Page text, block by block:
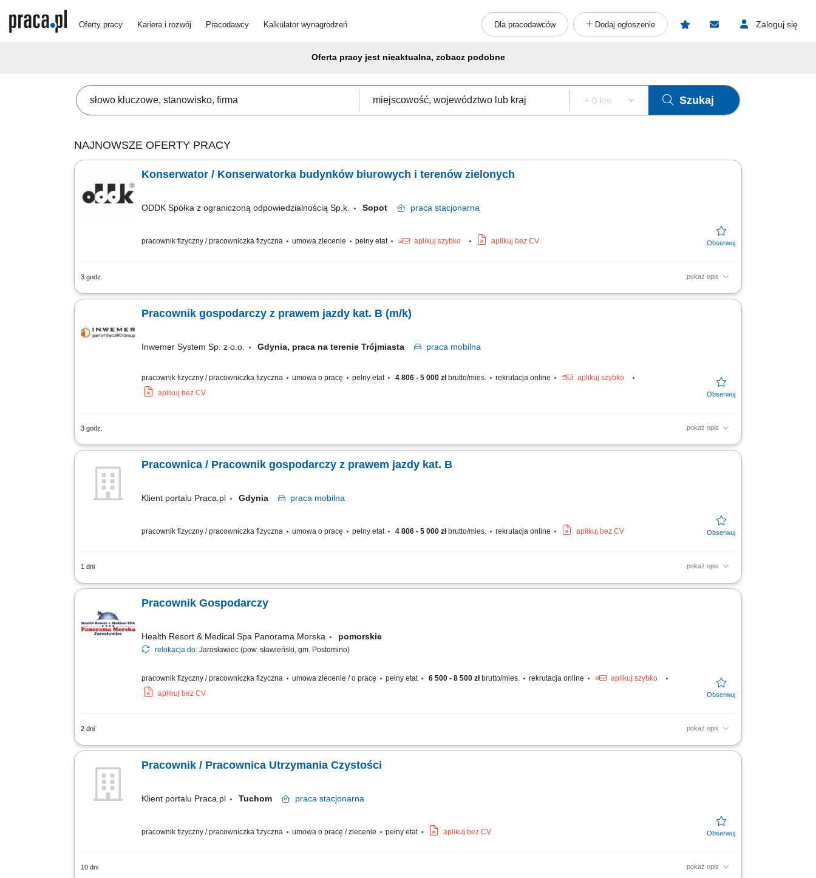
Oferty pracy Kariera i rozwój Pracodawcy Kalkulator wynagrodzeń Dla pracodawców Dodaj ogłoszenie Zaloguj się
Oferta pracy jest nieaktualna, zobacz podobne
Szukaj
NAJNOWSZE OFERTY PRACY
Konserwator / Konserwatorka budynków biurowych i terenów zielonych
ODDK Spółka z ograniczoną odpowiedzialnością Sp.k. Sopot praca stacjonarna
pracownik fizyczny / pracowniczka fizyczna umowa zlecenie pełny etat aplikuj szybko aplikuj bez CV
3 godz. pokaż opis
Zakres zadań: Drobne prace naprawcze i techniczne (elektryka, hydraulika, malowanie, ślusarstwo) Usuwanie bieżących usterek i nadzór nad instalacjami budynku;
Pracownik gospodarczy z prawem jazdy kat. B (m/k)
Inwemer System Sp. z o.o. Gdynia, praca na terenie Trójmiasta praca mobilna
pracownik fizyczny / pracowniczka fizyczna umowa o pracę pełny etat 4 806 - 5 000 złbrutto/mies. rekrutacja online
aplikuj szybko
aplikuj bez CV
3 godz. pokaż opis
Miejsce pracy: na terenie Trójmiasta Grafik pracy ustalany jest na podstawie zleceń Klientów, zadaniowy system pracy, od pon. do pt. Zakres obowiązków: sprzątanie
Pracownica / Pracownik gospodarczy z prawem jazdy kat. B
Klient portalu Praca.pl Gdynia praca mobilna
pracownik fizyczny / pracowniczka fizyczna umowa o pracę pełny etat 4 806 - 5 000 złbrutto/mies. rekrutacja online aplikuj bez CV
1 dni pokaż opis
wykonywanie prac porządkowych na terenie Trójmiasta; sprzątanie obiektów i dbanie o czystość w wyznaczonych lokalizacjach; pranie dywanów i tapicerek; mycie
Pracownik Gospodarczy
Health Resort & Medical Spa Panorama Morska pomorskie
relokacja do: Jarosławiec (pow. sławieński, gm. Postomino)
pracownik fizyczny / pracowniczka fizyczna umowa zlecenie / o pracę pełny etat 6 500 - 8 500 złbrutto/mies. rekrutacja online
aplikuj szybko
aplikuj bez CV
2 dni pokaż opis
Zakres obowiązków: dbanie o ogólny porządek na terenie Resortu (tereny zewnętrzne oraz pomieszczenia gospodarcze), koszenie trawy, pielęgnacja zieleni,
Pracownik / Pracownica Utrzymania Czystości
Klient portalu Praca.pl Tuchom praca stacjonarna
pracownik fizyczny / pracowniczka fizyczna umowa o pracę / zlecenie pełny etat aplikuj bez CV
10 dni pokaż opis